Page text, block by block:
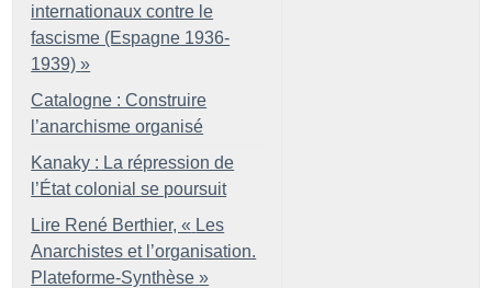
internationaux contre le
fascisme (Espagne 1936-
1939) »
Catalogne : Construire
l’anarchisme organisé
Kanaky : La répression de
l’État colonial se poursuit
Lire René Berthier, « Les
Anarchistes et l’organisation.
Plateforme-Synthèse »